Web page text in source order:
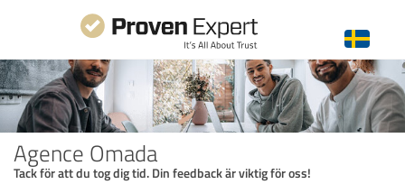
Agence Omada
Tack för att du tog dig tid. Din feedback är viktig för oss!